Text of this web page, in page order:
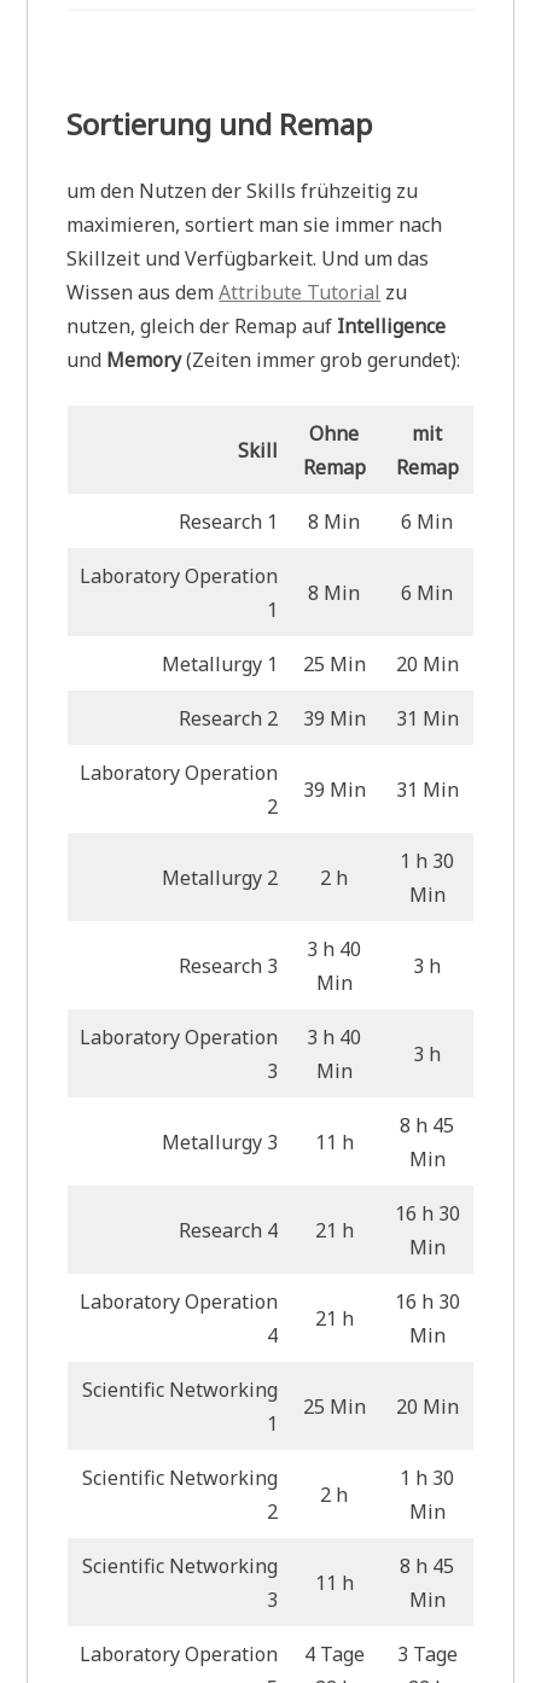
Sortierung und Remap
um den Nutzen der Skills frühzeitig zu
maximieren, sortiert man sie immer nach
Skillzeit und Verfügbarkeit. Und um das
Wissen aus demAttribute Tutorial zu
nutzen, gleich der Remap auf Intelligence
und Memory(Zeiten immer grob gerundet):
Skill
Ohne
Remap
mit
Remap
Research 1 8 Min 6 Min
Laboratory Operation
1
8 Min 6 Min
Metallurgy 1 25 Min 20 Min
Research 2 39 Min 31 Min
Laboratory Operation
2
39 Min 31 Min
Metallurgy 2 2 h
1 h 30
Min
Research 3
3 h 40
Min
3 h
Laboratory Operation
3
3 h 40
Min
3 h
Metallurgy 3 11 h
8 h 45
Min
Research 4 21 h
16 h 30
Min
Laboratory Operation
4
21 h
16 h 30
Min
Scientific Networking
1
25 Min 20 Min
Scientific Networking
2
2 h
1 h 30
Min
Scientific Networking
3
11 h
8 h 45
Min
Laboratory Operation
4 Tage
3 Tage